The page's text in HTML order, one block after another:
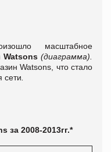
масштабное
Watsons(диаграмма).
Watsons, что стало
сети
за 2008-2013гг.*